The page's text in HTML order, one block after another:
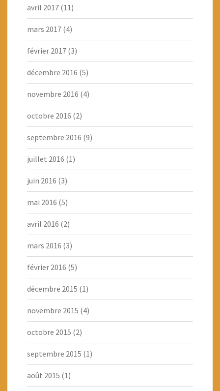
avril 2017 (11)
mars 2017 (4)
février 2017 (3)
décembre 2016 (5)
novembre 2016 (4)
octobre 2016 (2)
septembre 2016 (9)
juillet 2016 (1)
juin 2016 (3)
mai 2016 (5)
avril 2016 (2)
mars 2016 (3)
février 2016 (5)
décembre 2015 (1)
novembre 2015 (4)
octobre 2015 (2)
septembre 2015 (1)
août 2015 (1)